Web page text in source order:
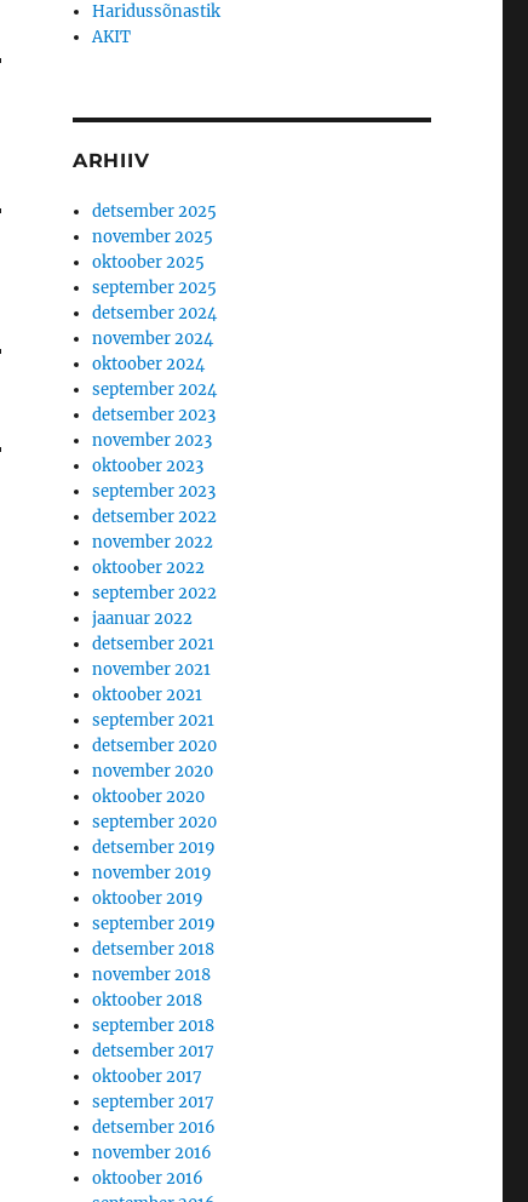
Haridussõnastik
AKIT
ARHIIV
detsember 2025
november 2025
oktoober 2025
september 2025
detsember 2024
november 2024
oktoober 2024
september 2024
detsember 2023
november 2023
oktoober 2023
september 2023
detsember 2022
november 2022
oktoober 2022
september 2022
jaanuar 2022
detsember 2021
november 2021
oktoober 2021
september 2021
detsember 2020
november 2020
oktoober 2020
september 2020
detsember 2019
november 2019
oktoober 2019
september 2019
detsember 2018
november 2018
oktoober 2018
september 2018
detsember 2017
oktoober 2017
september 2017
detsember 2016
november 2016
oktoober 2016